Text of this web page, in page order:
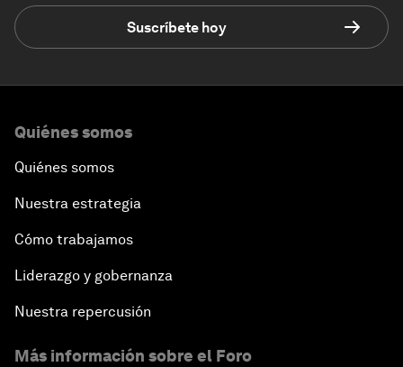
Suscríbete hoy
Quiénes somos
Quiénes somos
Nuestra estrategia
Cómo trabajamos
Liderazgo y gobernanza
Nuestra repercusión
Más información sobre el Foro